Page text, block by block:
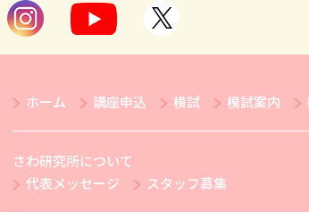
ホーム 講座申込 模試 模試案内
さわ研究所について
代表メッセージ
スタッフ募集